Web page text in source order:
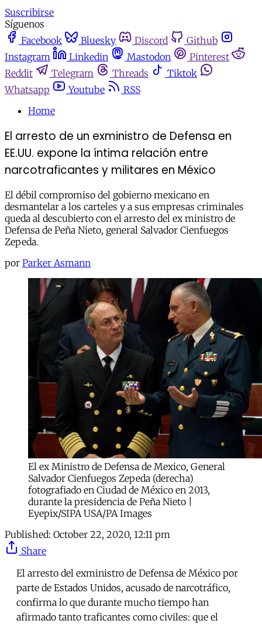
Suscribirse
Síguenos
Facebook
Bluesky Discord
Github
Instagram
Linkedin Mastodon
Pinterest
Reddit
Telegram Threads
Tiktok
Whatsapp
Youtube
RSS
Home
El arresto de un exministro de Defensa en
EE.UU. expone la íntima relación entre
narcotraficantes y militares en México
El débil compromiso del gobierno mexicano en
desmantelar a los carteles y a sus empresas criminales
queda al descubierto con el arresto del ex ministro de
Defensa de Peña Nieto, general Salvador Cienfuegos
Zepeda.
por Parker Asmann
El ex Ministro de Defensa de Mexico, General
Salvador Cienfuegos Zepeda (derecha)
fotografiado en Ciudad de México en 2013,
durante la presidencia de Peña Nieto |
Eyepix/SIPA USA/PA Images
Published: October 22, 2020, 12:11 pm
Share
El arresto del exministro de Defensa de México por
parte de Estados Unidos, acusado de narcotráfico,
confirma lo que durante mucho tiempo han
afirmado tanto traficantes como civiles: que el